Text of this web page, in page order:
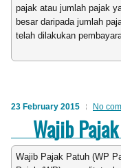
pajak atau jumlah pajak
besar daripada jumlah
telah dilakukan
23 February 2015 No
Wajib
Wajib Pajak Patuh (WP